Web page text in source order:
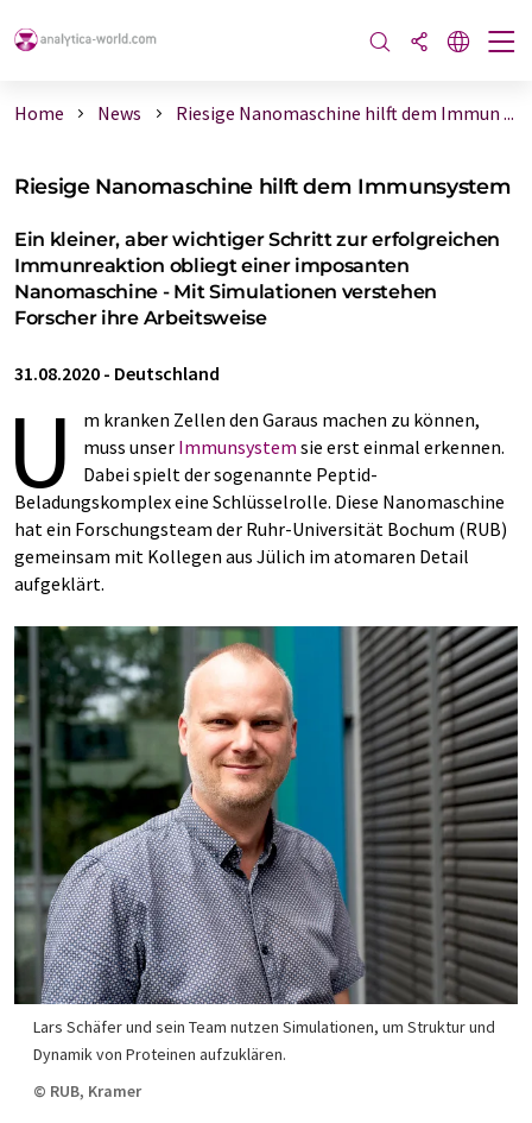
Home News Riesige Nanomaschine hilft dem Immun ...
Riesige Nanomaschine hilft dem Immunsystem
Ein kleiner, aber wichtiger Schritt zur erfolgreichen
Immunreaktion obliegt einer imposanten
Nanomaschine - Mit Simulationen verstehen
Forscher ihre Arbeitsweise
31.08.2020 - Deutschland
U
m kranken Zellen den Garaus machen zu können,
muss unser Immunsystem sie erst einmal erkennen.
Dabei spielt der sogenannte Peptid-
Beladungskomplex eine Schlüsselrolle. Diese Nanomaschine
hat ein Forschungsteam der Ruhr-Universität Bochum (RUB)
gemeinsam mit Kollegen aus Jülich im atomaren Detail
aufgeklärt.
Lars Schäfer und sein Team nutzen Simulationen, um Struktur und
Dynamik von Proteinen aufzuklären.
© RUB, Kramer